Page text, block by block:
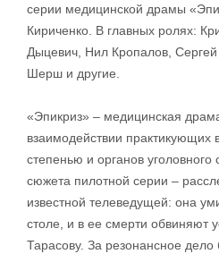
серии медицинской драмы
Кириченко. В главных ролях:
Дыцевич, Нил Кропалов,
Шерш и другие.
«Эпикриз» – медицинская
взаимодействии практикующих
степенью и органов уголовного
сюжета пилотной серии –
известной телеведущей: она
столе, и в ее смерти обвиняют
Тарасову. За резонансное дело